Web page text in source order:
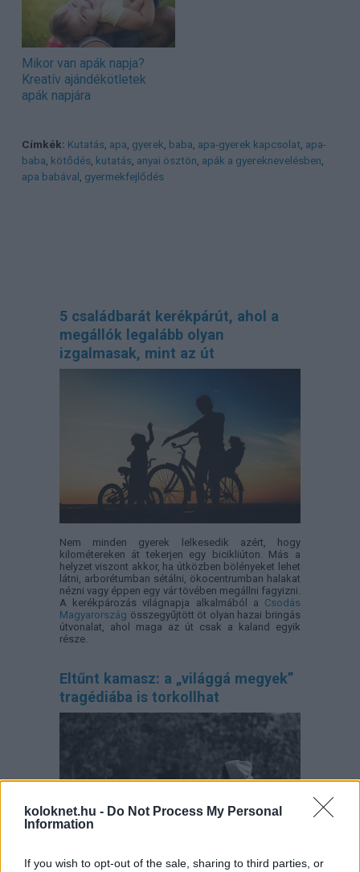
koloknet.hu - Do Not Process My Personal
Information
If you wish to opt-out of the sale, sharing to third parties, or
Mikor van apák napja?
Kreatív ajándékötletek
apák napjára
Címkék: Kutatás, apa gyerek baba apa-gyerek kapcsolat apa-
baba kötődés, kutatás, anyai ösztön apák a gyereknevelésben
apa babával gyermekfejlődés
5 családbarát kerékpárút, ahol a
megállók legalább olyan
izgalmasak, mint az út
Nem minden gyerek lelkesedik azért, hogy
kilométereken át tekerjen egy bicikliúton. Más a
helyzet viszont akkor, ha útközben bölényeket lehet
látni, arborétumban sétálni, ökocentrumban halakat
nézni vagy éppen egy vár tövében megállni fagyizni.
A kerékpározás világnapja alkalmából a Csodás
Magyarország összegyűjtött öt olyan hazai bringás
útvonalat, ahol maga az út csak a kaland egyik
része.
Eltűnt kamasz: a „világgá megyek”
tragédiába is torkollhat